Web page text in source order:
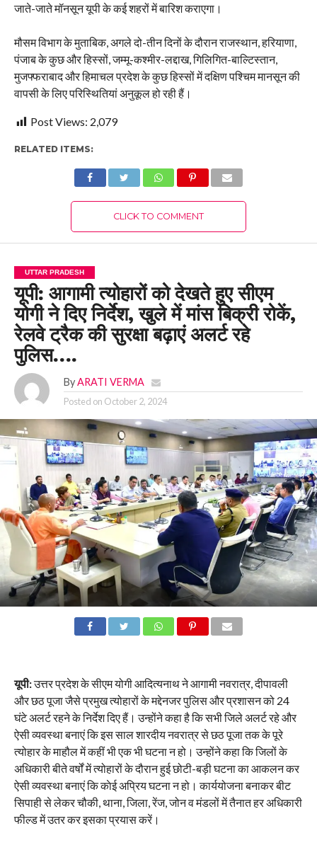
जाते-जाते मॉनसून यूपी के कई शहरों में बारिश कराएगा।
मौसम विभाग के मुताबिक, अगले दो-तीन दिनों के दौरान राजस्थान, हरियाणा,
पंजाब के कुछ और हिस्सों, जम्मू-कश्मीर-लद्दाख, गिलिगित-बाल्टिस्तान,
मुजफ्फराबाद और हिमाचल प्रदेश के कुछ हिस्सों में दक्षिण पश्चिम मानसून की
वापसी के लिए परिस्थितियां अनुकूल हो रही हैं।
Post Views: 2,079
RELATED ITEMS:
CLICK TO COMMENT
UTTAR PRADESH
यूपी: आगामी त्योहारों को देखते हुए सीएम
योगी ने दिए निर्देश, खुले में मांस बिक्री रोकें,
रेलवे ट्रैक की सुरक्षा बढ़ाएं अलर्ट रहे
पुलिस….
By ARATI VERMA
Posted on October 2, 2024
यूपी:उत्तर प्रदेश के सीएम योगी आदित्यनाथ ने आगामी नवरात्र, दीपावली
और छठ पूजा जैसे प्रमुख त्योहारों के मद्देनजर पुलिस और प्रशासन को 24
घंटे अलर्ट रहने के निर्देश दिए हैं। उन्होंने कहा है कि सभी जिले अलर्ट रहे और
ऐसी व्यवस्था बनाएं कि इस साल शारदीय नवरात्र से छठ पूजा तक के पूरे
त्योहार के माहौल में कहीं भी एक भी घटना न हो। उन्होंने कहा कि जिलों के
अधिकारी बीते वर्षों में त्योहारों के दौरान हुई छोटी-बड़ी घटना का आकलन कर
ऐसी व्यवस्था बनाएं कि काेई अप्रिय घटना न हो। कार्ययोजना बनाकर बीट
सिपाही से लेकर चौकी, थाना, जिला, रेंज, जोन व मंडलों में तैनात हर अधिकारी
फील्ड में उतर कर इसका प्रयास करें।